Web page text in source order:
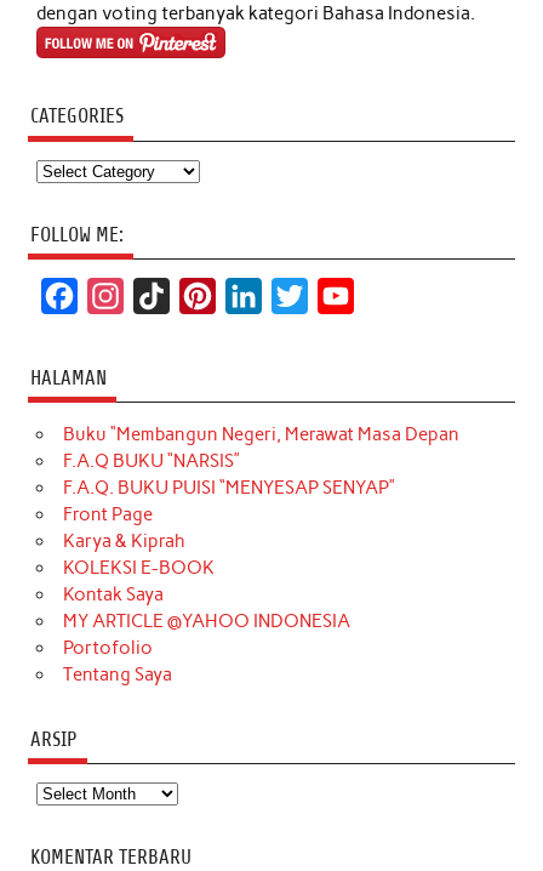
dengan voting terbanyak kategori Bahasa Indonesia.
CATEGORIES
Categories
FOLLOW ME:
c
e
b
o
o
k
t
a
g
r
a
m
T
o
k
t
e
r
k
e
d
t
t
e
T
u
b
HALAMAN
Buku “Membangun Negeri, Merawat Masa Depan
F.A.Q BUKU “NARSIS”
F.A.Q. BUKU PUISI “MENYESAP SENYAP”
Front Page
Karya & Kiprah
KOLEKSI E-BOOK
Kontak Saya
MY ARTICLE @YAHOO INDONESIA
Portofolio
Tentang Saya
ARSIP
Arsip
KOMENTAR TERBARU